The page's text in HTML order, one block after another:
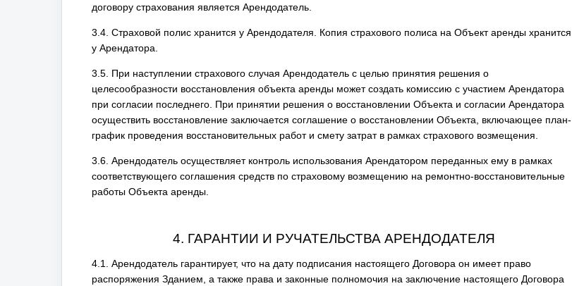
договору страхования является Арендодатель.
3.4. Страховой полис хранится у Арендодателя. Копия страхового полиса на Объект аренды хранится
у Арендатора.
3.5. При наступлении страхового случая Арендодатель с целью принятия решения о
целесообразности восстановления объекта аренды может создать комиссию с участием Арендатора
при согласии последнего. При принятии решения о восстановлении Объекта и согласии Арендатора
осуществить восстановление заключается соглашение о восстановлении Объекта, включающее план-
график проведения восстановительных работ и смету затрат в рамках страхового возмещения.
3.6. Арендодатель осуществляет контроль использования Арендатором переданных ему в рамках
соответствующего соглашения средств по страховому возмещению на ремонтно-восстановительные
работы Объекта аренды.
4. ГАРАНТИИ И РУЧАТЕЛЬСТВА АРЕНДОДАТЕЛЯ
4.1. Арендодатель гарантирует, что на дату подписания настоящего Договора он имеет право
распоряжения Зданием, а также права и законные полномочия на заключение настоящего Договора